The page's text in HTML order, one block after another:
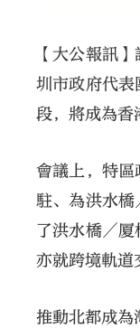
【大公報訊
圳市政府代
段，將成為香
會議上，特
駐、為洪水
了洪水橋／
亦就跨境軌道
推動北都成為